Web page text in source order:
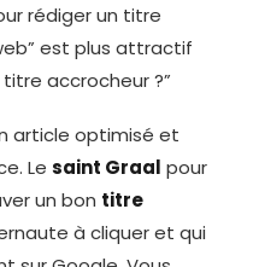
rédiger un titre
est plus attractif
accrocheur ?”
article optimisé et
Le saint Graal pour
un bon titre
à cliquer et qui